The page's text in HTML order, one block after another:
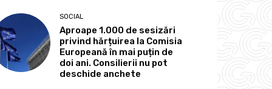
SOCIAL
Aproape 1.000 de sesizări
privind hărțuirea la Comisia
Europeană în mai puțin de
doi ani. Consilierii nu pot
deschide anchete